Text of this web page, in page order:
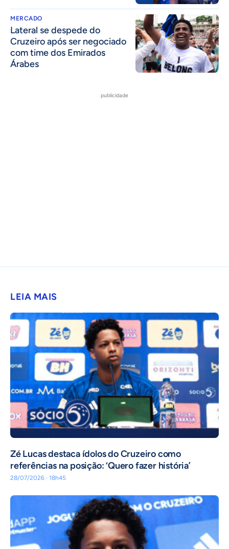
MERCADO
Lateral se despede do
Cruzeiro após ser negociado
com time dos Emirados
Árabes
publicidade
LEIA MAIS
Zé Lucas destaca ídolos do Cruzeiro como
referências na posição: ‘Quero fazer história’
28/07/2026 · 18h45